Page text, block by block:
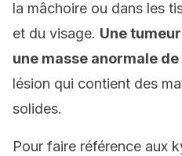
la mâchoire ou dans les
et du visage. Une
une masse anormale
lésion qui contient des
solides.
Pour faire référence aux